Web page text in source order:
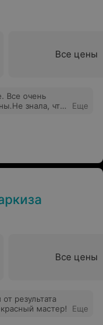
Все цены
Все очень
буду ходить
Еще
Все цены
результата
мастер!
Еще